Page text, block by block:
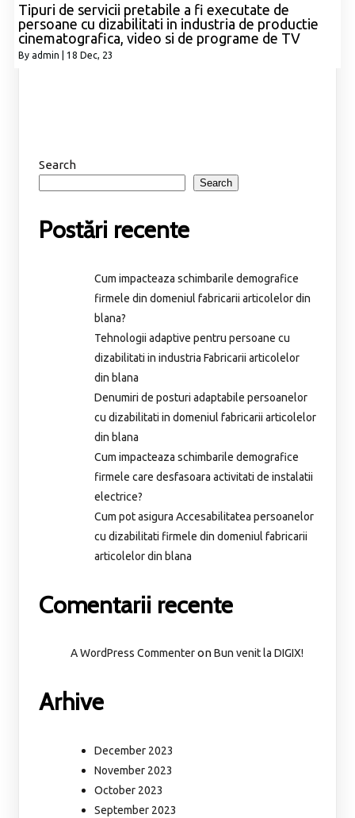
Tipuri de servicii pretabile a fi executate de
persoane cu dizabilitati in industria de productie
cinematografica, video si de programe de TV
By admin 18 Dec, 23
Search
Search
Postări recente
Cum impacteaza schimbarile demografice
firmele din domeniul fabricarii articolelor din
blana?
Tehnologii adaptive pentru persoane cu
dizabilitati in industria Fabricarii articolelor
din blana
Denumiri de posturi adaptabile persoanelor
cu dizabilitati in domeniul fabricarii articolelor
din blana
Cum impacteaza schimbarile demografice
firmele care desfasoara activitati de instalatii
electrice?
Cum pot asigura Accesabilitatea persoanelor
cu dizabilitati firmele din domeniul fabricarii
articolelor din blana
Comentarii recente
A WordPress CommenteronBun venit la DIGIX!
Arhive
December 2023
November 2023
October 2023
September 2023